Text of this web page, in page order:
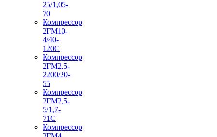
25/1,05-
70
Компрессор
2ГМ10-
4/40-
120С
Компрессор
2ГМ2,5-
2200/20-
55
Компрессор
2ГМ2,5-
5/1,7-
71С
Компрессор